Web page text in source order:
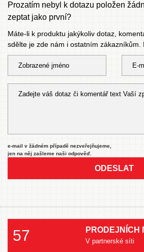
Prozatím nebyl k dotazu položen
zeptat jako první?
Máte-li k produktu jakýkoliv dotaz,
sdělte je zde nám i ostatním zákazníkům.
e-mail v žádném případě nezveřejňujeme,
jen na něj zašleme naši odpověď.
ODESLAT
57 PRODEJNÍCH
V partnerské síti